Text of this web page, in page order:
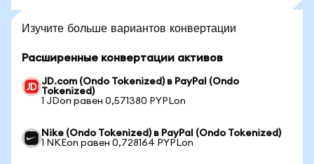
Изучите больше вариантов конвертации
Расширенные конвертации активов
JD.com (Ondo Tokenized) в PayPal (Ondo
Tokenized)
1 JDon равен 0,571380 PYPLon
Nike (Ondo Tokenized) в PayPal (Ondo Tokenized)
1 NKEon равен 0,728164 PYPLon